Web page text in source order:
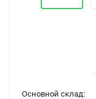
Основной склад: